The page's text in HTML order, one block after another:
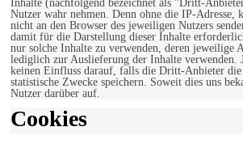
Inhalte (nachfolgend bezeichnet als "Dritt-
Nutzer wahr nehmen. Denn ohne die IP-Adresse,
nicht an den Browser des jeweiligen Nutzers
damit für die Darstellung dieser Inhalte
nur solche Inhalte zu verwenden, deren jeweilige
lediglich zur Auslieferung der Inhalte verwenden.
keinen Einfluss darauf, falls die Dritt-Anbieter
statistische Zwecke speichern. Soweit dies uns
Nutzer darüber auf.
Cookies